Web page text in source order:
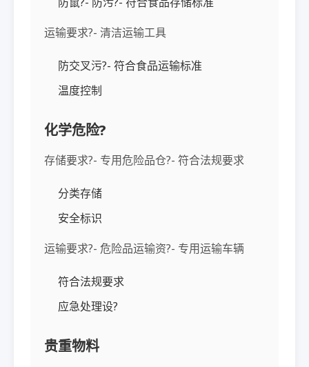
运输要求?- 清洁运输工具
防交叉污?- 符合食品运输标准
温度控制
化学危险?
存储要求?- 专用危险品仓?- 符合法规要求
分类存储
安全标识
运输要求?- 危险品运输资?- 专用运输车辆
符合法规要求
应急处理设?
贵重物料